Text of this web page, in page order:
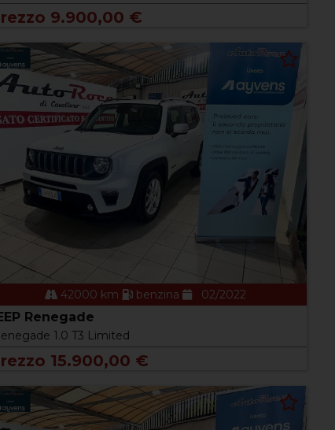
9.900,00 €
42000 km benzina 02/2022
Renegade
1.0 T3 Limited
15.900,00 €